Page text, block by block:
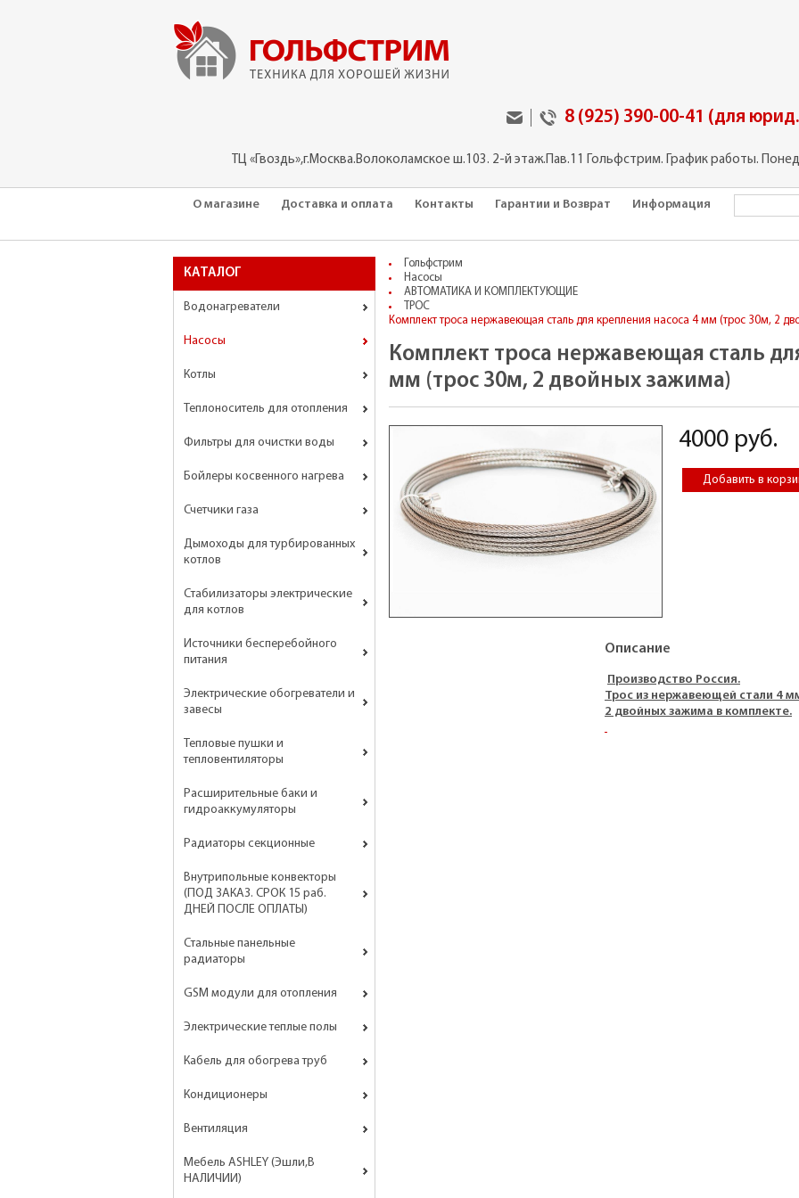
8 (925) 390-00-41 (для
ТЦ «Гвоздь»,г.Москва.Волоколамское ш.103. 2-й этаж.Пав.11 Гольфстрим. График работы.
О магазине Доставка и оплата Контакты Гарантии и Возврат Информация
КАТАЛОГ
Водонагреватели
Насосы
Котлы
Теплоноситель для отопления
Фильтры для очистки воды
Бойлеры косвенного нагрева
Счетчики газа
Дымоходы для турбированных
котлов
Стабилизаторы электрические
для котлов
Источники бесперебойного
питания
Электрические обогреватели и
завесы
Тепловые пушки и
тепловентиляторы
Расширительные баки и
гидроаккумуляторы
Радиаторы секционные
Внутрипольные конвекторы
(ПОД ЗАКАЗ. СРОК 15 раб.
ДНЕЙ ПОСЛЕ ОПЛАТЫ)
Стальные панельные
радиаторы
GSM модули для отопления
Электрические теплые полы
Кабель для обогрева труб
Кондиционеры
Вентиляция
Мебель ASHLEY (Эшли,В
НАЛИЧИИ)
Гольфстрим
Насосы
АВТОМАТИКА И КОМПЛЕКТУЮЩИЕ
ТРОС
Комплект троса нержавеющая сталь для крепления насоса 4 мм (трос 30м, 2
Комплект троса нержавеющая сталь
мм (трос 30м, 2 двойных зажима)
4000 руб.
Описание
Производство Россия.
Трос из нержавеющей стали 4
2 двойных зажима в комплекте.